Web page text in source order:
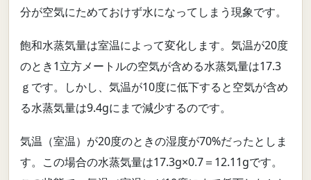
分が空気にためておけず水になってしまう現象です。
飽和水蒸気量は室温によって変化します。気温が20度
のとき1立方メートルの空気が含める水蒸気量は17.3
ｇです。しかし、気温が10度に低下すると空気が含め
る水蒸気量は9.4gにまで減少するのです。
気温（室温）が20度のときの湿度が70%だったとしま
す。この場合の水蒸気量は17.3g×0.7＝12.11gです。